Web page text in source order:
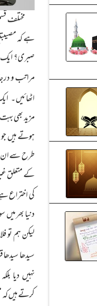
مختلف
ہے کہ
صبری؟
مراتب و
اٹھائیں۔
مزید بھی
ہوتے ہیں
طرح سے ان
کے متعلق
کی اختراع
دنیا بھر
لیکن ہم تو
سیدھا
نہیں دیا
کرتے ہیں